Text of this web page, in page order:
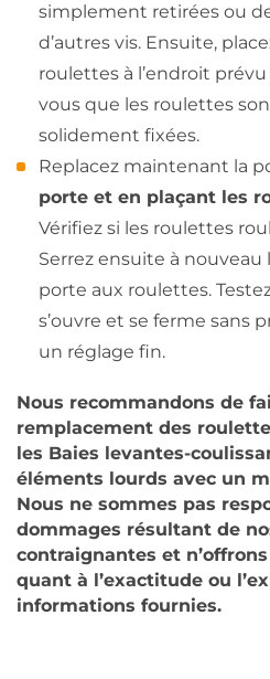
simplement retirées ou
d’autres vis. Ensuite,
roulettes à l’endroit
vous que les roulettes
solidement fixées.
Replacez maintenant la
porte et en plaçant les
Vérifiez si les roulettes
Serrez ensuite à nouveau
porte aux roulettes.
s’ouvre et se ferme sans
un réglage fin.
Nous recommandons de
remplacement des
les Baies levantes-
éléments lourds avec un
Nous ne sommes pas
dommages résultant de
contraignantes et
quant à l’exactitude ou
informations fournies.